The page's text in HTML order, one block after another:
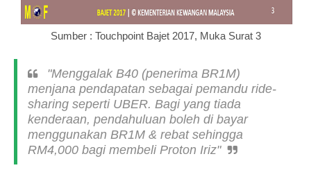
Sumber : Touchpoint Bajet 2017, Muka Surat 3
"Menggalak B40 (penerima BR1M)
menjana pendapatan sebagai pemandu ride-
sharing seperti UBER. Bagi yang tiada
kenderaan, pendahuluan boleh di bayar
menggunakan BR1M & rebat sehingga
RM4,000 bagi membeli Proton Iriz"